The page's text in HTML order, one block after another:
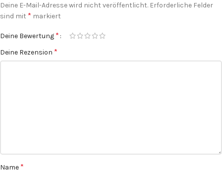
Deine E-Mail-Adresse wird nicht veröffentlicht. Erforderliche Felder
sind mit * markiert
Deine Bewertung *
Deine Rezension *
Name *